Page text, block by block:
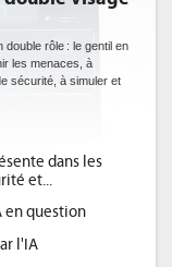
rôle : le gentil en
menaces, à
sécurité, à simuler et
dans les
et...
question
l'IA